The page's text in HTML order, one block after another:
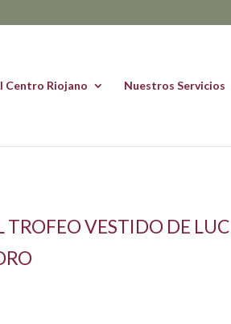
Centro Riojano Nuestros Servicios
TROFEO VESTIDO DE